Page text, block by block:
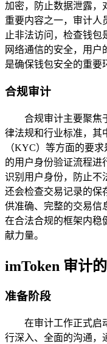
加密，防止数据泄露，
重要内容之一，审计人
止非法访问，检查钱包
网络通信的安全，用
是确保钱包安全的重要
合规审计
合规审计主要聚焦
律法规和行业标准，其
（KYC）等方面的要
的用户身份验证流程进
识别用户身份，防止不
还会检查交易记录的保
供准确、完整的交易信
在合法合规的框架内稳
献力量。
imToken 审计
准备阶段
在审计工作正式启
行深入、全面的沟通，